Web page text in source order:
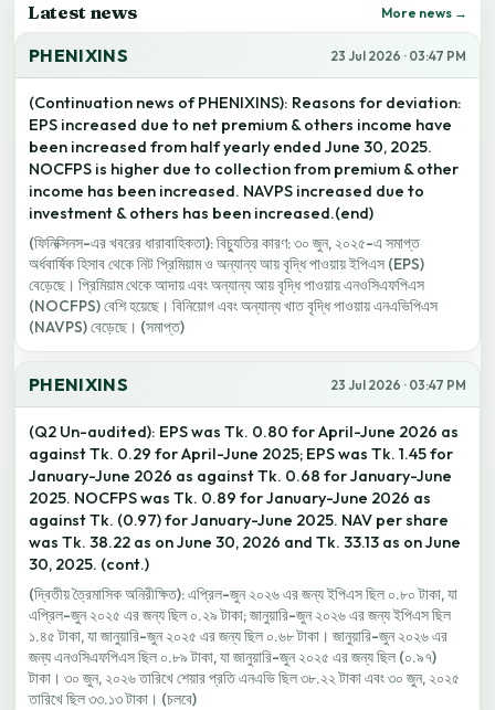
Latest news More news →
PHENIXINS 23 Jul 2026 · 03:47 PM
(Continuation news of PHENIXINS): Reasons for deviation:
EPS increased due to net premium & others income have
been increased from half yearly ended June 30, 2025.
NOCFPS is higher due to collection from premium & other
income has been increased. NAVPS increased due to
investment & others has been increased.(end)
(ফিনিক্সিনস-এর খবরের ধারাবাহিকতা): বিচ্যুতির কারণ: ৩০ জুন, ২০২৫-এ সমাপ্ত
অর্ধবার্ষিক হিসাব থেকে নিট প্রিমিয়াম ও অন্যান্য আয় বৃদ্ধি পাওয়ায় ইপিএস (EPS)
বেড়েছে। প্রিমিয়াম থেকে আদায় এবং অন্যান্য আয় বৃদ্ধি পাওয়ায় এনওসিএফপিএস
(NOCFPS) বেশি হয়েছে। বিনিয়োগ এবং অন্যান্য খাত বৃদ্ধি পাওয়ায় এনএভিপিএস
(NAVPS) বেড়েছে। (সমাপ্ত)
PHENIXINS 23 Jul 2026 · 03:47 PM
(Q2 Un-audited): EPS was Tk. 0.80 for April-June 2026 as
against Tk. 0.29 for April-June 2025; EPS was Tk. 1.45 for
January-June 2026 as against Tk. 0.68 for January-June
2025. NOCFPS was Tk. 0.89 for January-June 2026 as
against Tk. (0.97) for January-June 2025. NAV per share
was Tk. 38.22 as on June 30, 2026 and Tk. 33.13 as on June
30, 2025. (cont.)
(দ্বিতীয় ত্রৈমাসিক অনিরীক্ষিত): এপ্রিল-জুন ২০২৬ এর জন্য ইপিএস ছিল ০.৮০ টাকা, যা
এপ্রিল-জুন ২০২৫ এর জন্য ছিল ০.২৯ টাকা; জানুয়ারি-জুন ২০২৬ এর জন্য ইপিএস ছিল
১.৪৫ টাকা, যা জানুয়ারি-জুন ২০২৫ এর জন্য ছিল ০.৬৮ টাকা। জানুয়ারি-জুন ২০২৬ এর
জন্য এনওসিএফপিএস ছিল ০.৮৯ টাকা, যা জানুয়ারি-জুন ২০২৫ এর জন্য ছিল (০.৯৭)
টাকা। ৩০ জুন, ২০২৬ তারিখে শেয়ার প্রতি এনএভি ছিল ৩৮.২২ টাকা এবং ৩০ জুন, ২০২৫
তারিখে ছিল ৩৩.১৩ টাকা। (চলবে)